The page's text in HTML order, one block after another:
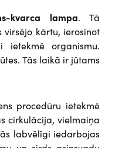
kvarca lampa. Tā
kārtu, ierosinot
ietekmē organismu.
Tās laikā ir jūtams
procedūru ietekmē
cirkulācija, vielmaiņa
labvēlīgi iedarbojas